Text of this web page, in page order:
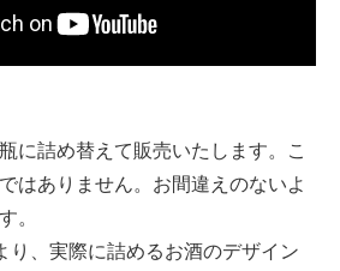
に詰め替えて販売いたします。こ
はありません。お間違えのないよ
。
り、実際に詰めるお酒のデザイン